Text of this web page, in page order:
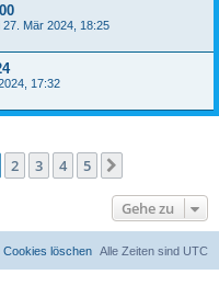
27. Mär 2024, 18:25
17:32
2 3 4 5
Gehe zu
Alle Zeiten sind UTC
Cookies löschen